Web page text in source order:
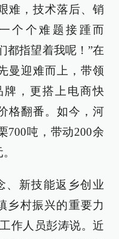
难，技术落后、销
个个难题接踵而
都指望着我呢！”在
曼迎难而上，带领
牌，更搭上电商快
格翻番。如今，河
700吨，带动200余
、新技能返乡创业
乡村振兴的重要力
作人员彭涛说。近